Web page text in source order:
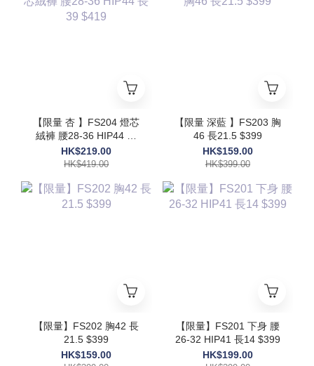
【限量 杏 】FS204 燈芯
絨褲 腰28-36 HIP44 長
39 $419
HK$219.00
HK$419.00
【限量 深藍 】FS203 胸
46 長21.5 $399
HK$159.00
HK$399.00
【限量】FS202 胸42 長
21.5 $399
HK$159.00
【限量】FS201 下身 腰
26-32 HIP41 長14 $399
HK$199.00